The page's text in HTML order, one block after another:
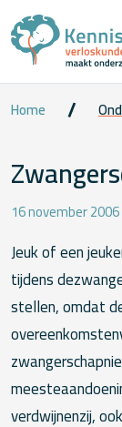
Home
16 november 2006
Jeuk of een
tijdens
stellen, omdat
verdwijnenzij,